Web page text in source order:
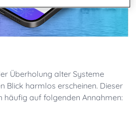
Überholung alter Systeme
Blick harmlos erscheinen. Dieser
häufig auf folgenden Annahmen: